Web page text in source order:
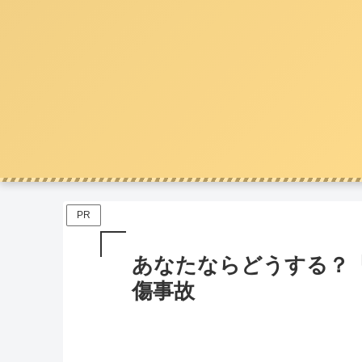
PR
あなたならどうする？
傷事故